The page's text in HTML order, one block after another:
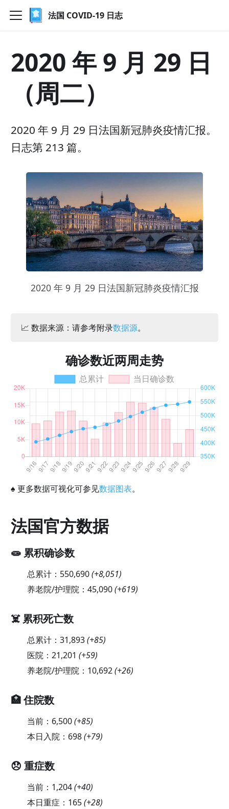
法国 COVID-19 日志
2020 年 9 月 29 日
（周二）
2020 年 9 月 29 日法国新冠肺炎疫情汇报。
日志第 213 篇。
2020 年 9 月 29 日法国新冠肺炎疫情汇报
📈 数据来源：请参考附录数据源。
确诊数近两周走势
♠ 更多数据可视化可参见数据图表。
法国官方数据
🧫 累积确诊数
总累计： 550,690(+8,051)
养老院/护理院： 45,090(+619)
☠️ 累积死亡数
总累计： 31,893(+85)
医院： 21,201 (+59)
养老院/护理院： 10,692(+26)
🏥 住院数
当前： 6,500(+85)
本日入院： 698(+79)
😞 重症数
当前： 1,204(+40)
本日重症： 165(+28)